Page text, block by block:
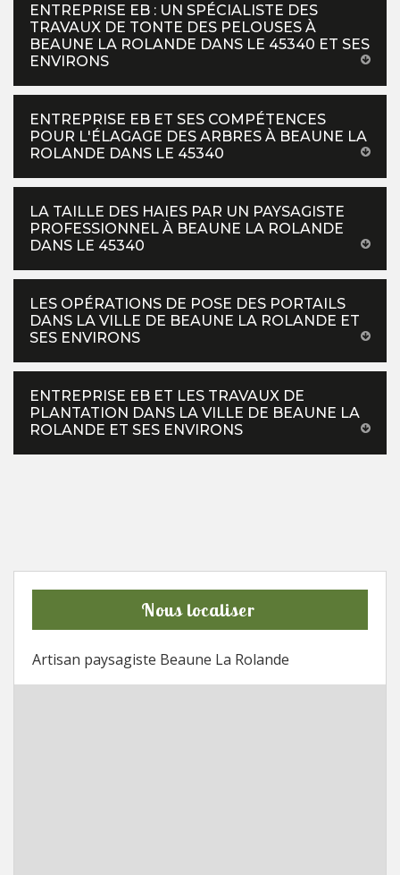
ENTREPRISE EB : UN SPÉCIALISTE DES
TRAVAUX DE TONTE DES PELOUSES À
BEAUNE LA ROLANDE DANS LE 45340 ET SES
ENVIRONS
ENTREPRISE EB ET SES COMPÉTENCES
POUR L'ÉLAGAGE DES ARBRES À BEAUNE LA
ROLANDE DANS LE 45340
LA TAILLE DES HAIES PAR UN PAYSAGISTE
PROFESSIONNEL À BEAUNE LA ROLANDE
DANS LE 45340
LES OPÉRATIONS DE POSE DES PORTAILS
DANS LA VILLE DE BEAUNE LA ROLANDE ET
SES ENVIRONS
ENTREPRISE EB ET LES TRAVAUX DE
PLANTATION DANS LA VILLE DE BEAUNE LA
ROLANDE ET SES ENVIRONS
Nous localiser
Artisan paysagiste Beaune La Rolande